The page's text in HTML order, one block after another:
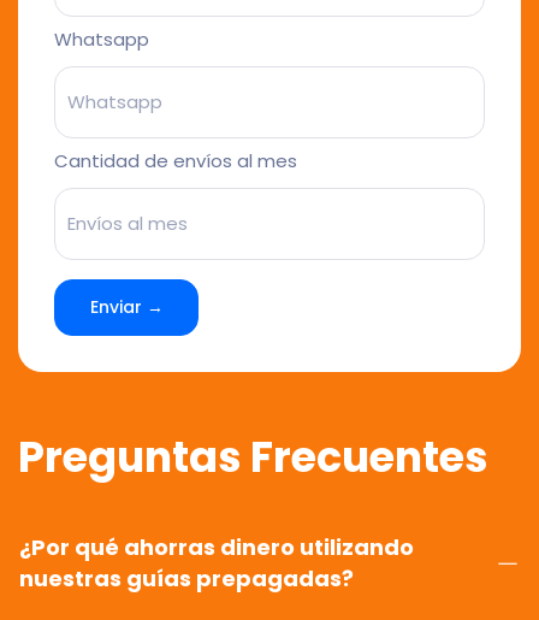
Whatsapp
Cantidad de envíos al mes
Enviar →
Preguntas Frecuentes
¿Por qué ahorras dinero utilizando
nuestras guías prepagadas?